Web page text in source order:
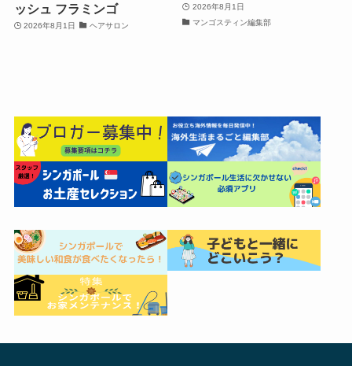
ッシュ フラミンゴ
2026年8月1日 ヘアサロン
2026年8月1日
マンゴスティン編集部